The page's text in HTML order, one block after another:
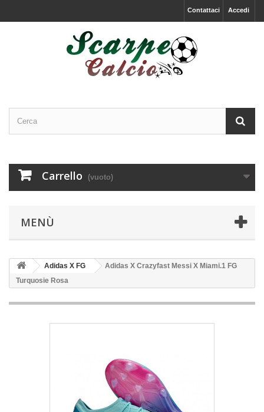
Accedi
Contattaci
Carrello (vuoto)
MENÙ
Adidas X FG
Adidas X Crazyfast Messi X Miami.1 FG
Turquosie Rosa